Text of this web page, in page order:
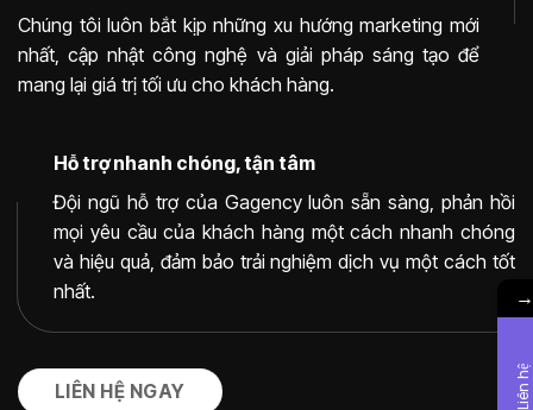
Chúng tôi luôn bắt kịp những xu hướng marketing mới
nhất, cập nhật công nghệ và giải pháp sáng tạo để
mang lại giá trị tối ưu cho khách hàng.
Hỗ trợ nhanh chóng, tận tâm
Đội ngũ hỗ trợ của Gagency luôn sẵn sàng, phản hồi
mọi yêu cầu của khách hàng một cách nhanh chóng
và hiệu quả, đảm bảo trải nghiệm dịch vụ một cách tốt
nhất.
LIÊN HỆ NGAY
→
Liên hệ